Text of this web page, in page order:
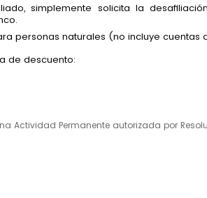
simplemente solicita la
personas naturales (no incluye cuentas
de descuento:
Actividad Permanente autorizada por